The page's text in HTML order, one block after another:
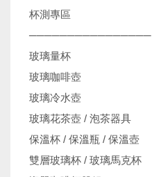
杯測專區
────────────────
玻璃量杯
玻璃咖啡壺
玻璃冷水壺
玻璃花茶壺 / 泡茶器具
保溫杯 / 保溫瓶 / 保溫壺
雙層玻璃杯 / 玻璃馬克杯